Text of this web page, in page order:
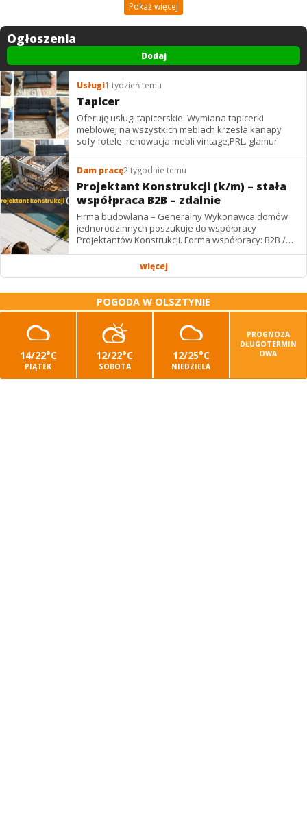
Pokaż więcej
Ogłoszenia
Dodaj
Usługi1 tydzień temu
Tapicer
Oferuję usługi tapicerskie .Wymiana tapicerki
meblowej na wszystkich meblach krzesła kanapy
sofy fotele .renowacja mebli vintage,PRL. glamur
Dam pracę2 tygodnie temu
Projektant Konstrukcji (k/m) – stała
współpraca B2B – zdalnie
Firma budowlana – Generalny Wykonawca domów
jednorodzinnych poszukuje do współpracy
Projektantów Konstrukcji. Forma współpracy: B2B /
podwykonawstwo – zdalnie. Wynagrodzenie: ✔
więcej
POGODA W OLSZTYNIE
14/22°C
PIĄTEK
12/22°C
SOBOTA
12/25°C
NIEDZIELA
PROGNOZA
DŁUGOTERMIN
OWA